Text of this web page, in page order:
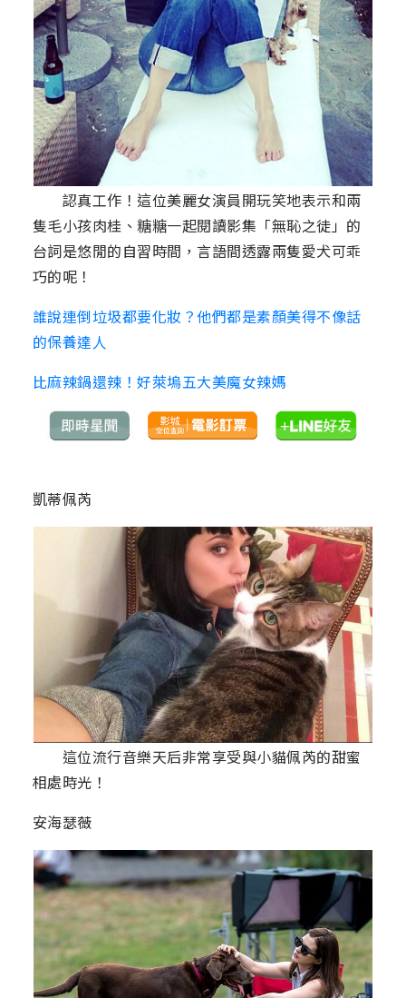
認真工作！這位美麗女演員開玩笑地表示和兩
隻毛小孩肉桂、糖糖一起閱讀影集「無恥之徒」的
台詞是悠閒的自習時間，言語間透露兩隻愛犬可乖
巧的呢！
誰說連倒垃圾都要化妝？他們都是素顏美得不像話
的保養達人
比麻辣鍋還辣！好萊塢五大美魔女辣媽
凱蒂佩芮
這位流行音樂天后非常享受與小貓佩芮的甜蜜
相處時光！
安海瑟薇